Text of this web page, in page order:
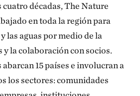
décadas, The Nature
en toda la región para
las aguas por medio de la
y la colaboración con socios.
15 países e involucran a
los sectores: comunidades